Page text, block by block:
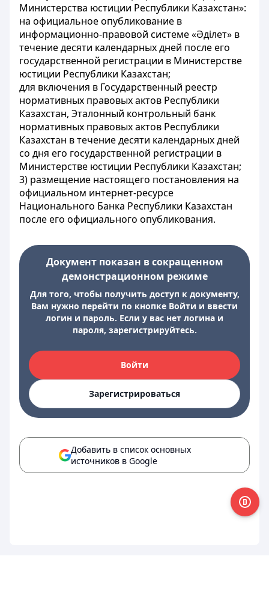
Министерства юстиции Республики Казахстан»:
на официальное опубликование в
информационно-правовой системе «Әділет» в
течение десяти календарных дней после его
государственной регистрации в Министерстве
юстиции Республики Казахстан;
для включения в Государственный реестр
нормативных правовых актов Республики
Казахстан, Эталонный контрольный банк
нормативных правовых актов Республики
Казахстан в течение десяти календарных дней
со дня его государственной регистрации в
Министерстве юстиции Республики Казахстан;
3) размещение настоящего постановления на
официальном интернет-ресурсе
Национального Банка Республики Казахстан
после его официального опубликования.
Документ показан в сокращенном
демонстрационном режиме
Для того, чтобы получить доступ к документу,
Вам нужно перейти по кнопке Войти и ввести
логин и пароль. Если у вас нет логина и
пароля, зарегистрируйтесь.
Войти
Зарегистрироваться
Добавить в список основных
источников в Google